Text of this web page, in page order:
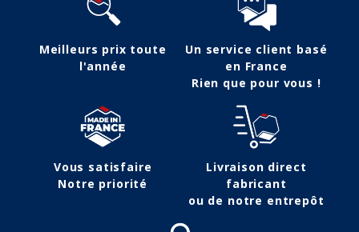
Meilleurs prix toute
l'année
Un service client basé
en France
Rien que pour vous !
Vous satisfaire
Notre priorité
Livraison direct
fabricant
ou de notre entrepôt